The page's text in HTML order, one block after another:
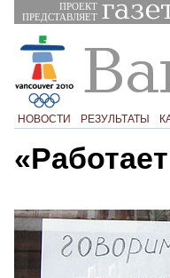
ПРОЕКТ
ПРЕДСТАВЛЯЕТ
НОВОСТИ РЕЗУЛЬТАТЫ